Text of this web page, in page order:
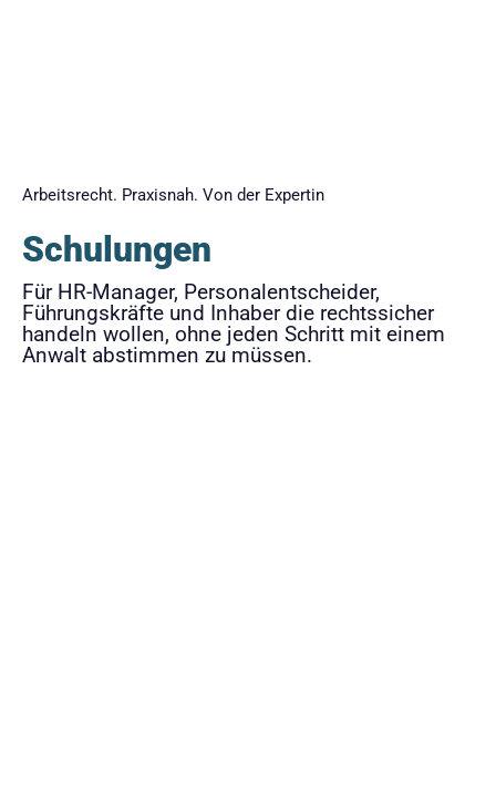
Arbeitsrecht. Praxisnah. Von der Expertin
Schulungen
Für HR-Manager, Personalentscheider,
Führungskräfte und Inhaber die rechtssicher
handeln wollen, ohne jeden Schritt mit einem
Anwalt abstimmen zu müssen.